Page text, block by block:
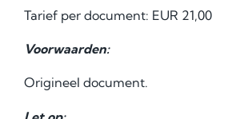
Tarief per document: EUR 21,00
Voorwaarden:
Origineel document.